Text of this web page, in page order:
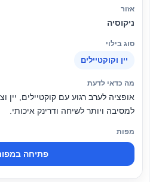
ניקוסיה
יין וקוקטיילים
אופציה לערב רגוע עם קוקטיילים, יין
למסיבה ויותר לשיחה ודרינק איכותי.
פתיחה